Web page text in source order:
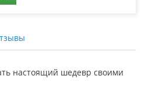
настоящий шедевр своими